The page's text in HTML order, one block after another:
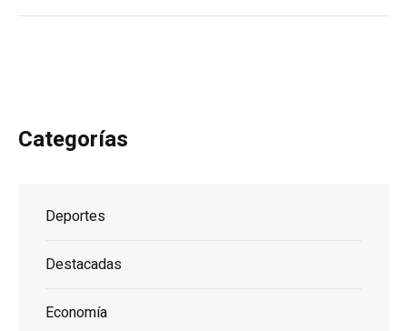
Categorías
Deportes
Destacadas
Economía